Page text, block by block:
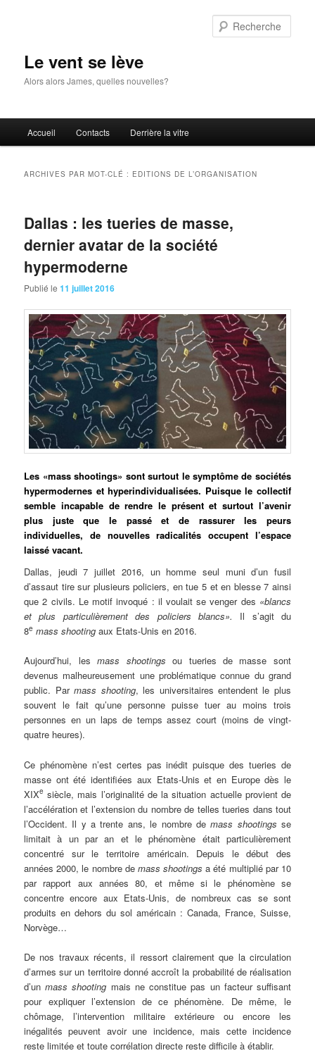
Le vent se lève
Alors alors James, quelles nouvelles?
principal
Accueil Contacts Derrière la vitre
ARCHIVES PAR MOT-CLÉ : EDITIONS DE L’ORGANISATION
Dallas : les tueries de masse,
dernier avatar de la société
hypermoderne
Publié le11 juillet 2016
Les «mass shootings» sont surtout le symptôme de sociétés
hypermodernes et hyperindividualisées. Puisque le collectif
semble incapable de rendre le présent et surtout l’avenir
plus juste que le passé et de rassurer les peurs
individuelles, de nouvelles radicalités occupent l’espace
laissé vacant.
Dallas, jeudi 7 juillet 2016, un homme seul muni d’un fusil
d’assaut tire sur plusieurs policiers, en tue 5 et en blesse 7 ainsi
que 2 civils. Le motif invoqué : il voulait se venger des «blancs
et plus particulièrement des policiers blancs». Il s’agit du
8e mass shooting aux Etats-Unis en 2016.
Aujourd’hui, lesmass shootings ou tueries de masse sont
devenus malheureusement une problématique connue du grand
public. Parmass shooting, les universitaires entendent le plus
souvent le fait qu’une personne puisse tuer au moins trois
personnes en un laps de temps assez court (moins de vingt-
quatre heures).
Ce phénomène n’est certes pas inédit puisque des tueries de
masse ont été identifiées aux Etats-Unis et en Europe dès le
XIXe siècle, mais l’originalité de la situation actuelle provient de
l’accélération et l’extension du nombre de telles tueries dans tout
l’Occident. Il y a trente ans, le nombre demass shootings se
limitait à un par an et le phénomène était particulièrement
concentré sur le territoire américain. Depuis le début des
années 2000, le nombre de mass shootings a été multiplié par 10
par rapport aux années 80, et même si le phénomène se
concentre encore aux Etats-Unis, de nombreux cas se sont
produits en dehors du sol américain : Canada, France, Suisse,
Norvège…
De nos travaux récents, il ressort clairement que la circulation
d’armes sur un territoire donné accroît la probabilité de réalisation
d’unmass shooting mais ne constitue pas un facteur suffisant
pour expliquer l’extension de ce phénomène. De même, le
chômage, l’intervention militaire extérieure ou encore les
inégalités peuvent avoir une incidence, mais cette incidence
reste limitée et toute corrélation directe reste difficile à établir.